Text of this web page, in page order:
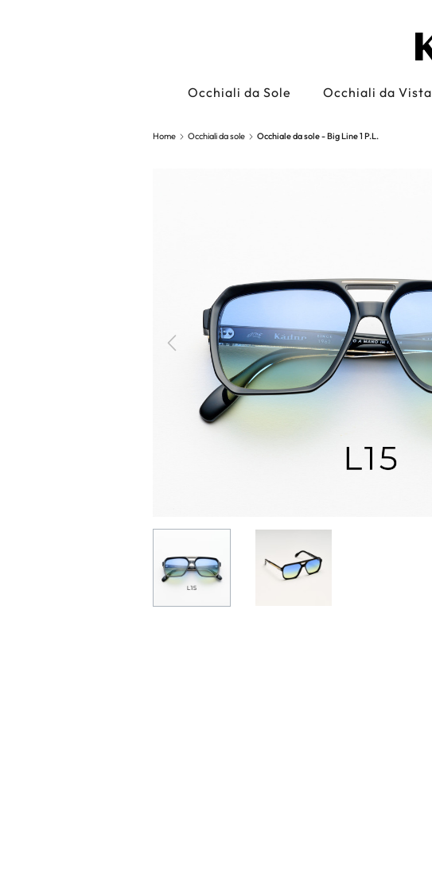
Occhiali da Sole Occhiali da Vista
Home Occhiali da sole Occhiale da sole - Big Line 1 P.L.
Precedente